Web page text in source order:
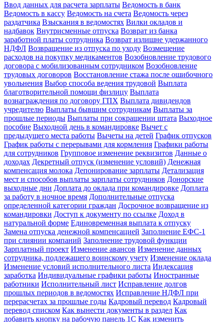
Ввод данных для расчета зарплаты Ведомость в банк
Ведомость в кассу Ведомость на счета Ведомость через
раздатчика Взыскания в ведомостях Вилки окладов и
надбавок Внутрисменные отпуска Возврат из банка
заработной платы сотрудника Возврат излишне удержанного
НДФЛ Возвращение из отпуска по уходу Возмещение
расходов на покупку медикаментов Возобновление трудового
договора с мобилизованным сотрудником Возобновление
трудовых договоров Восстановление стажа после ошибочного
увольнения Выбор способа ведения трудовой Выплата
благотворительной помощи физлицу Выплата
вознаграждения по договору ГПХ Выплата дивидендов
учредителю Выплаты бывшим сотрудникам Выплаты за
прошлые периоды Выплаты при сокращении штата Выходное
пособие Выходной день в командировке Вычет с
предыдущего места работы Вычеты на детей График отпусков
График работы с перерывами для кормления Графики работы
для сотрудников Групповое изменение реквизитов Данные о
доходах Декретный отпуск (изменение условий) Денежная
компенсация молока Депонирование зарплаты Детализация
мест и способов выплаты зарплаты сотрудников Донорские
выходные дни Доплата до оклада при командировке Доплата
за работу в ночное время Дополнительные отпуска
определенной категории граждан Досрочное возвращение из
командировки Доступ к документу по ссылке Доход в
натуральной форме Единовременная выплата к отпуску
Замена отпуска денежной компенсацией Заполнение ЕФС-1
при слиянии компаний Заполнение трудовой функции
Зарплатный проект Изменение авансов Изменение данных
сотрудника, подлежащего воинскому учету Изменение оклада
Изменение условий исполнительного листа Индексация
заработка Индивидуальные графики работы Иностранные
работники Исполнительный лист Исправление долгов
прошлых периодов в ведомостях Исправление НДФЛ при
перерасчетах за прошлые годы Кадровый перевод Кадровый
перевод списком Как вынести документы в раздел Как
добавить кнопку на рабочую панель 1С Как изменить